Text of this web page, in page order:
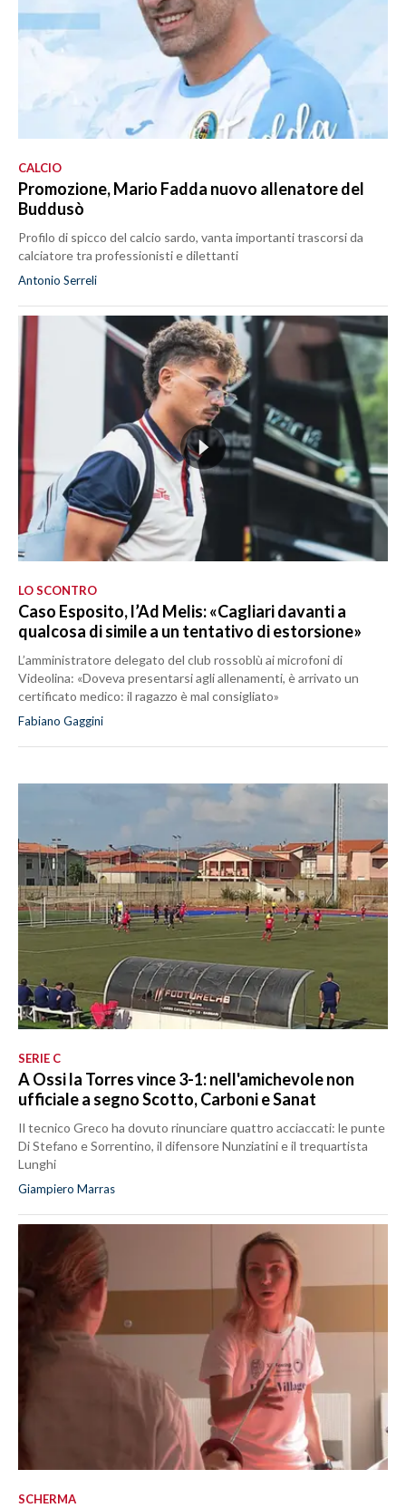
CALCIO
Promozione, Mario Fadda nuovo allenatore del
Buddusò
Profilo di spicco del calcio sardo, vanta importanti trascorsi da
calciatore tra professionisti e dilettanti
Antonio Serreli
LO SCONTRO
Caso Esposito, l’Ad Melis: «Cagliari davanti a
qualcosa di simile a un tentativo di estorsione»
L’amministratore delegato del club rossoblù ai microfoni di
Videolina: «Doveva presentarsi agli allenamenti, è arrivato un
certificato medico: il ragazzo è mal consigliato»
Fabiano Gaggini
SERIE C
A Ossi la Torres vince 3-1: nell'amichevole non
ufficiale a segno Scotto, Carboni e Sanat
Il tecnico Greco ha dovuto rinunciare quattro acciaccati: le punte
Di Stefano e Sorrentino, il difensore Nunziatini e il trequartista
Lunghi
Giampiero Marras
SCHERMA